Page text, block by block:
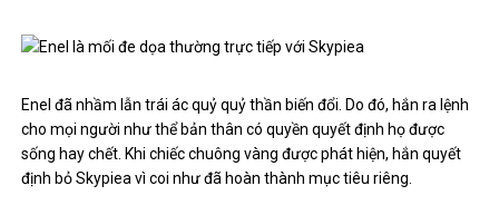
Enel đã nhầm lẫn trái ác quỷ quỷ thần biến đổi. Do đó, hắn ra lệnh
cho mọi người như thể bản thân có quyền quyết định họ được
sống hay chết. Khi chiếc chuông vàng được phát hiện, hắn quyết
định bỏ Skypiea vì coi như đã hoàn thành mục tiêu riêng.